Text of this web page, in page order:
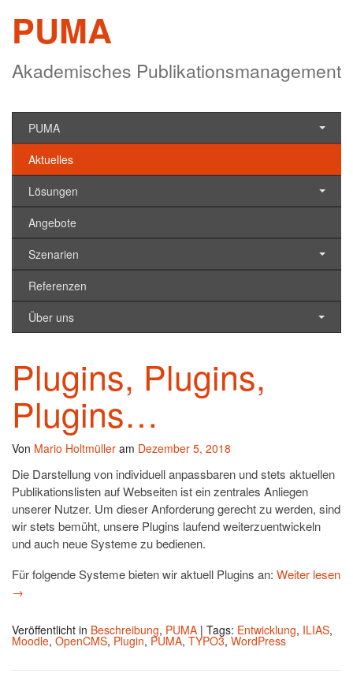
PUMA
Akademisches Publikationsmanagement
PUMA
Aktuelles
Lösungen
Angebote
Szenarien
Referenzen
Über uns
Plugins, Plugins,
Plugins…
Von Mario Holtmüller am Dezember 5, 2018
Die Darstellung von individuell anpassbaren und stets aktuellen
Publikationslisten auf Webseiten ist ein zentrales Anliegen
unserer Nutzer. Um dieser Anforderung gerecht zu werden, sind
wir stets bemüht, unsere Plugins laufend weiterzuentwickeln
und auch neue Systeme zu bedienen.
Für folgende Systeme bieten wir aktuell Plugins an: Weiter lesen
→
Veröffentlicht in Beschreibung, PUMA | Tags: Entwicklung, ILIAS,
Moodle, OpenCMS, Plugin, PUMA, TYPO3, WordPress